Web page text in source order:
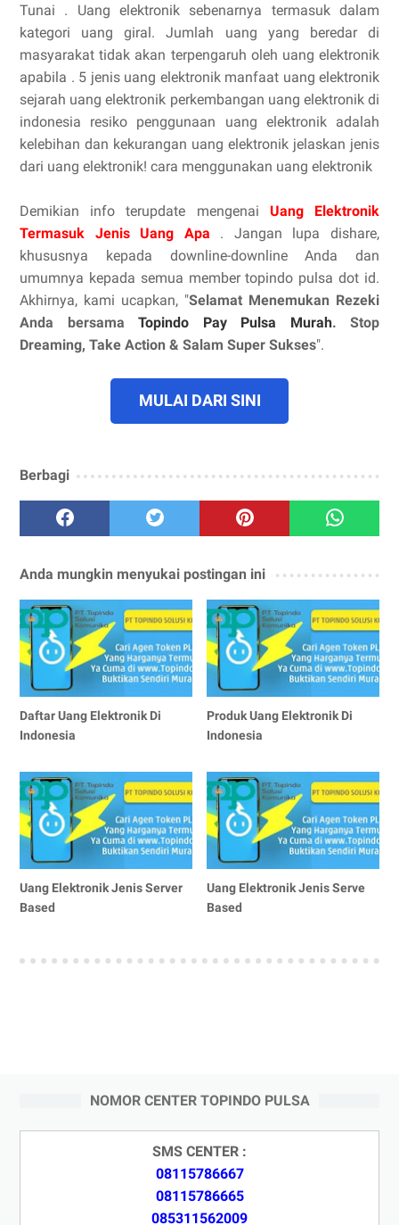
Tunai . Uang elektronik sebenarnya termasuk dalam
kategori uang giral. Jumlah uang yang beredar di
masyarakat tidak akan terpengaruh oleh uang elektronik
apabila . 5 jenis uang elektronik manfaat uang elektronik
sejarah uang elektronik perkembangan uang elektronik di
indonesia resiko penggunaan uang elektronik adalah
kelebihan dan kekurangan uang elektronik jelaskan jenis
dari uang elektronik! cara menggunakan uang elektronik
Demikian info terupdate mengenai Uang Elektronik
Termasuk Jenis Uang Apa . Jangan lupa dishare,
khususnya kepada downline-downline Anda dan
umumnya kepada semua member topindo pulsa dot id.
Akhirnya, kami ucapkan, "Selamat Menemukan Rezeki
Anda bersama Topindo Pay Pulsa Murah. Stop
Dreaming, Take Action & Salam Super Sukses".
MULAI DARI SINI
Berbagi
Anda mungkin menyukai postingan ini
Daftar Uang Elektronik Di
Indonesia
Produk Uang Elektronik Di
Indonesia
Uang Elektronik Jenis Server
Based
Uang Elektronik Jenis Serve
Based
NOMOR CENTER TOPINDO PULSA
SMS CENTER :
08115786667
08115786665
085311562009